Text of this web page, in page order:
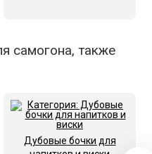
самогона, также
Дубовые бочки для